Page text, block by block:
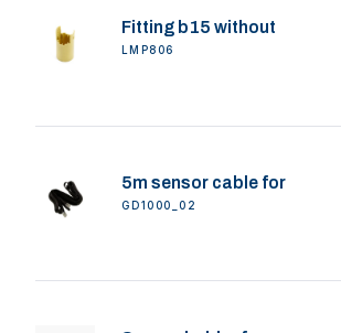
Fitting b15 without
LMP806
5m sensor cable for
GD1000_02